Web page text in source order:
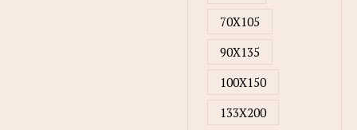
70X105
90X135
100X150
133X200